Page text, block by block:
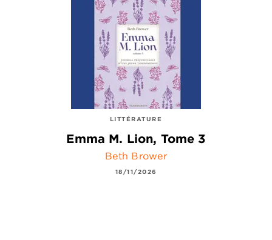
LITTÉRATURE
Emma M. Lion, Tome 3
Beth Brower
18/11/2026